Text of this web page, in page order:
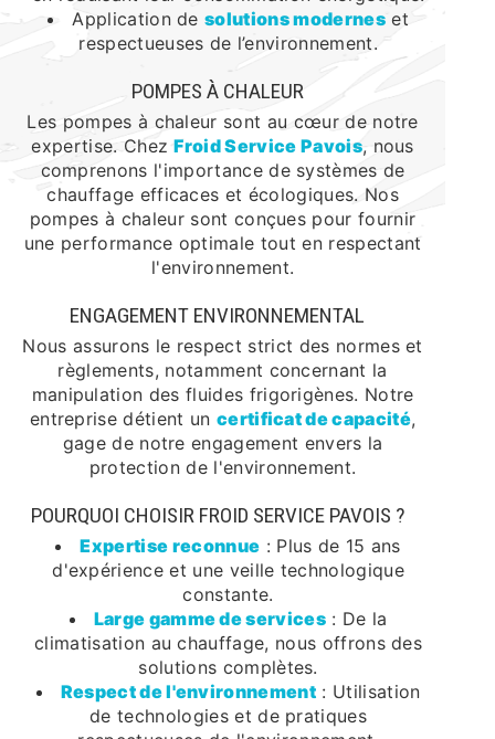
Application desolutions moderneset
respectueuses de l’environnement.
POMPES À CHALEUR
Les pompes à chaleur sont au cœur de notre
expertise. ChezFroid Service Pavois, nous
comprenons l'importance de systèmes de
chauffage efficaces et écologiques. Nos
pompes à chaleur sont conçues pour fournir
une performance optimale tout en respectant
l'environnement.
ENGAGEMENT ENVIRONNEMENTAL
Nous assurons le respect strict des normes et
règlements, notamment concernant la
manipulation des fluides frigorigènes. Notre
entreprise détient un certificat de capacité,
gage de notre engagement envers la
protection de l'environnement.
POURQUOI CHOISIR FROID SERVICE PAVOIS ?
Expertise reconnue : Plus de 15 ans
d'expérience et une veille technologique
constante.
Large gamme de services : De la
climatisation au chauffage, nous offrons des
solutions complètes.
Respect de l'environnement : Utilisation
de technologies et de pratiques